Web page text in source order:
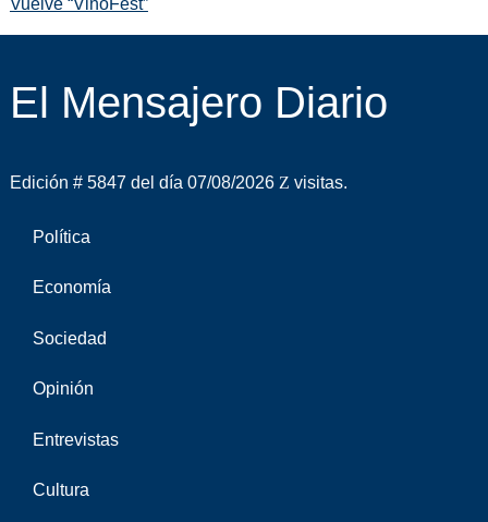
El Mensajero Diario
Edición # 5847 del día 07/08/2026 visitas.
Política
Economía
Sociedad
Opinión
Entrevistas
Cultura